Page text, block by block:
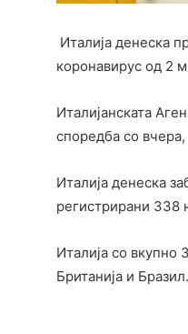
Италија денеска
коронавирус од 2
Италијанската
споредба со
Италија денеска
регистрирани 338
Италија со
Британија и